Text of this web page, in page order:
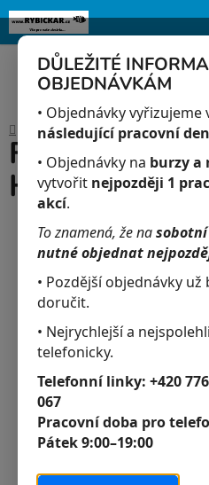
DŮLEŽITÉ
OBJEDNÁVKÁM
• Objednávky vyřizujeme
následující pracovní den
• Objednávky na burzy a
vytvořit nejpozději 1
akcí.
To znamená, že na
nutné objednat
• Pozdější objednávky
doručit.
• Nejrychlejší a
telefonicky.
Telefonní linky: +420
067
Pracovní doba pro
Pátek 9:00–19:00
Upozorňujeme, že uvedená skladová
lišit podle aktuálních objednávek a
obsah
DomůAkvaristika / Fantom Červený
Fantom